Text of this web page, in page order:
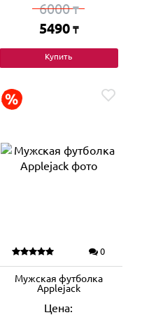
6000₸
5490 ₸
Купить
0
Мужская футболка
Applejack
Цена: